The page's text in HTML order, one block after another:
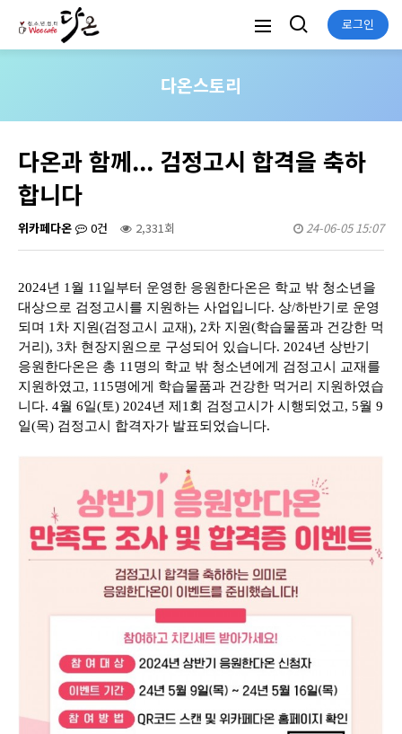
로그인
다온스토리
다온과 함께... 검정고시 합격을 축하
합니다
위카페다온 0건 2,331회 24-06-05 15:07
2024년 1월 11일부터 운영한 응원한다온은 학교 밖 청소년을
대상으로 검정고시를 지원하는 사업입니다. 상/하반기로 운영
되며 1차 지원(검정고시 교재), 2차 지원(학습물품과 건강한 먹
거리), 3차 현장지원으로 구성되어 있습니다. 2024년 상반기
응원한다온은 총 11명의 학교 밖 청소년에게 검정고시 교재를
지원하였고, 115명에게 학습물품과 건강한 먹거리 지원하였습
니다. 4월 6일(토) 2024년 제1회 검정고시가 시행되었고, 5월 9
일(목) 검정고시 합격자가 발표되었습니다.